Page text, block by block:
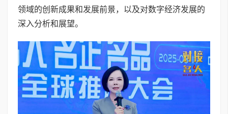
领域的创新成果和发展前景，以及对数字经济发展的
深入分析和展望。